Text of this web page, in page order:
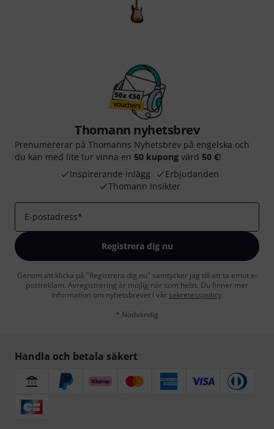
Thomann nyhetsbrev
Prenumererar på Thomanns Nyhetsbrev på engelska och
du kan med lite tur vinna en 50 kupong värd 50 €!
Inspirerande inlägg
Erbjudanden
Thomann Insikter
E-postadress*
Registrera dig nu
Genom att klicka på "Registrera dig nu" samtycker jag till att ta emot e-
postreklam. Avregistrering är möjlig när som helst. Du finner mer
information om nyhetsbrevet i vår sekretesspolicy.
* Nödvändig
Handla och betala säkert